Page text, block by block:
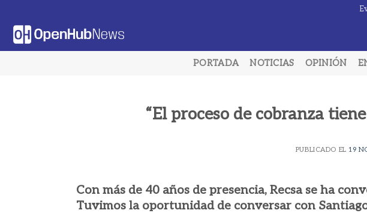
contenido
PORTADA NOTICIAS OPINIÓN
“El proceso de cobranza
PUBLICADO EL 19
Con más de 40 años de presencia, Recsa se ha
Tuvimos la oportunidad de conversar con